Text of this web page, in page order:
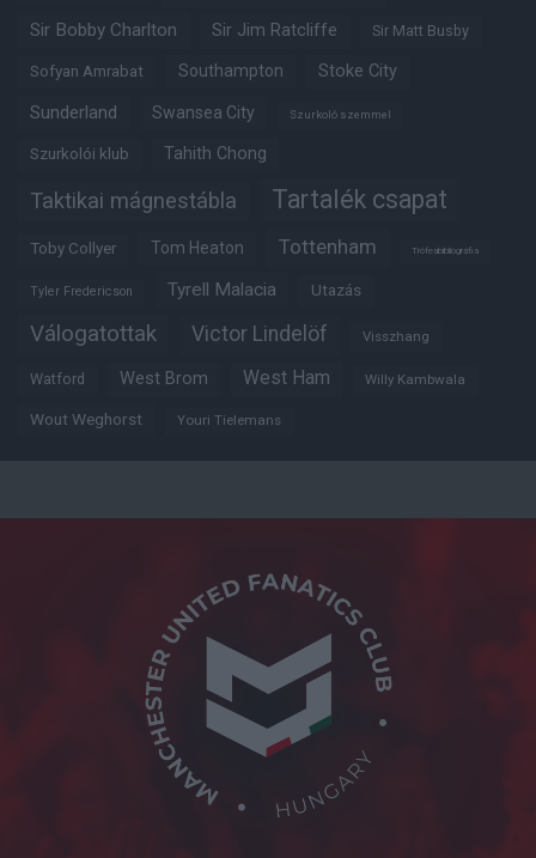
Sir Bobby Charlton Sir Jim Ratcliffe Sir Matt Busby
Sofyan Amrabat Southampton Stoke City
Sunderland Swansea City Szurkoló szemmel
Szurkolói klub Tahith Chong
Taktikai mágnestábla Tartalék csapat
Toby Collyer Tom Heaton Tottenham Trófeabibliográfia
Tyler Fredericson Tyrell Malacia Utazás
Válogatottak Victor Lindelöf Visszhang
Watford West Brom West Ham Willy Kambwala
Wout Weghorst Youri Tielemans